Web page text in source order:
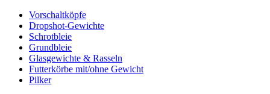
Vorschaltköpfe
Dropshot-Gewichte
Schrotbleie
Grundbleie
Glasgewichte & Rasseln
Futterkörbe mit/ohne Gewicht
Pilker